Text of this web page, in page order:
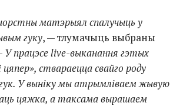
матэрыял спалучыць у
гуку, — тлумачыць выбраны
У працэсе live-выканання гэтых
ствараецца свайго роду
У выніку мы атрымліваем жывую
цяжка, а таксама вырашаем